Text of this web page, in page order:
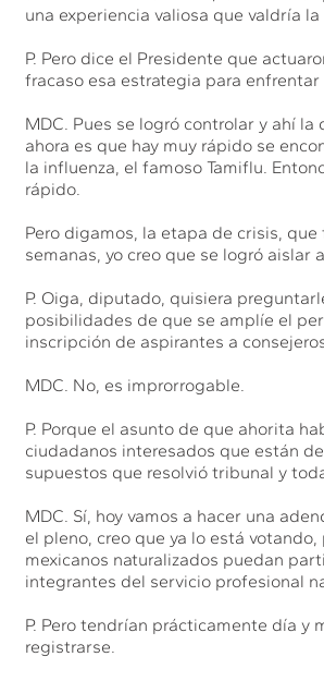
una experiencia valiosa que valdría la
P. Pero dice el Presidente que
fracaso esa estrategia para enfrentar
MDC. Pues se logró controlar y ahí la
ahora es que hay muy rápido se
la influenza, el famoso Tamiflu.
rápido.
Pero digamos, la etapa de crisis, que
semanas, yo creo que se logró aislar
P. Oiga, diputado, quisiera
posibilidades de que se amplíe el
inscripción de aspirantes a
MDC. No, es improrrogable.
P. Porque el asunto de que ahorita
ciudadanos interesados que están
supuestos que resolvió tribunal y
MDC. Sí, hoy vamos a hacer una
el pleno, creo que ya lo está votando,
mexicanos naturalizados puedan
integrantes del servicio profesional
P. Pero tendrían prácticamente día y
registrarse.